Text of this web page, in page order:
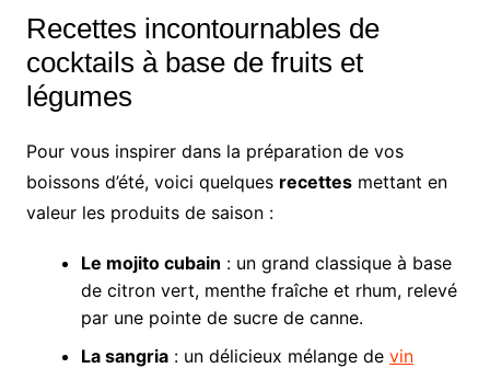
Recettes incontournables de
cocktails à base de fruits et
légumes
Pour vous inspirer dans la préparation de vos
boissons d’été, voici quelques recettesmettant en
valeur les produits de saison :
Le mojito cubain : un grand classique à base
de citron vert, menthe fraîche et rhum, relevé
par une pointe de sucre de canne.
La sangria: un délicieux mélange de vin